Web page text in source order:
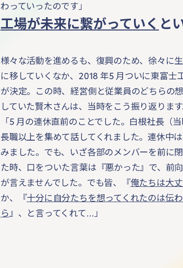
わっていったのです」
工場が未来に繋がっていく と
様々な活動を進めるも、復興のため、徐々に
に移していくなか、2018 年5 月ついに東富士
が決定。この時、経営側と従業員のどちらの
していた賢木さんは、当時をこう振り返ります
「5 月の連休直前のことでした。白根社長（
長職以上を集めて話してくれました。連休中
みました。でも、いざ各部のメンバーを前に
た時、口をついた言葉は『悪かった』で、前
が言えませんでした。でも皆、『俺たちは大
か、『十分に自分たちを想ってくれたのは伝
ら』、と言ってくれて…」